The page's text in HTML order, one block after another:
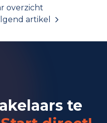
overzicht
artikel
te